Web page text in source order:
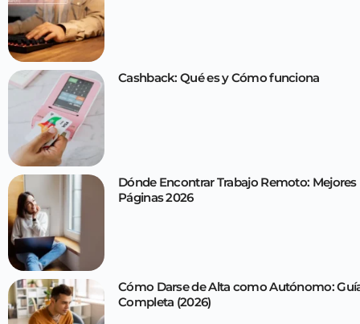
Cashback: Qué es y Cómo funciona
Dónde Encontrar Trabajo Remoto: Mejores
Páginas 2026
Cómo Darse de Alta como Autónomo:
Completa (2026)